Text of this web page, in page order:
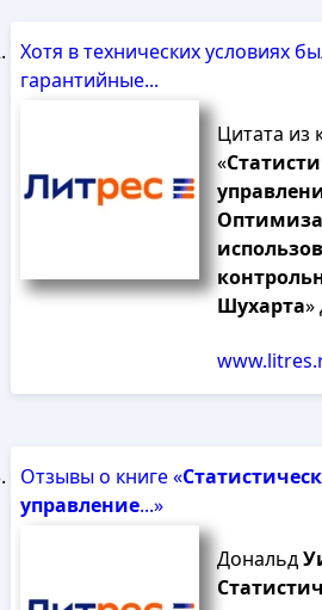
Хотя в технических условиях
гарантийные...
Цитата из
«
Шухарта»
Отзывы о книге «
управление...»
Дональд